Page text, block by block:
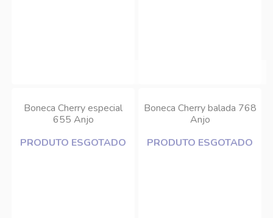
Boneca Cherry especial
655 Anjo
PRODUTO ESGOTADO
Boneca Cherry balada 768
Anjo
PRODUTO ESGOTADO